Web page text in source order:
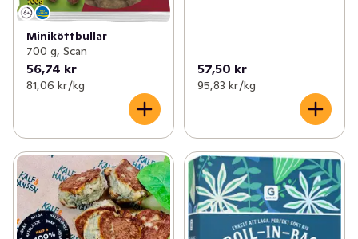
Miniköttbullar
700 g, Scan
56,74 kr
81,06 kr /kg
57,50 kr
95,83 kr /kg